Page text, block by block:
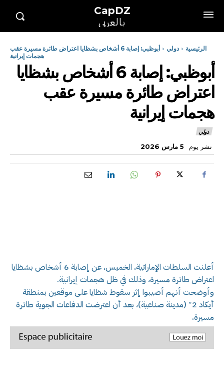
CapDZ
بالعربي
الرئيسية دولي
أبوظبي: إصابة 6 أشخاص بشظايا اعتراض طائرة مسيرة عقب
هجمات إيرانية
أبوظبي: إصابة 6 أشخاص بشظايا
اعتراض طائرة مسيرة عقب
هجمات إيرانية
دولي
نشر يوم 5 مارس 2026
أعلنت السلطات الإماراتية، الخميس، عن إصابة 6 أشخاص بشظايا
اعتراض طائرة مسيرة، وذلك في ظل هجمات إيرانية.
وأوضحت أنهم أصيبوا إثر سقوط شظايا على موقعين بمنطقة
أيكاد 2″ (مدينة صناعية)، بعد أن اعترضت الدفاعات الجوية طائرة
مسيرة.